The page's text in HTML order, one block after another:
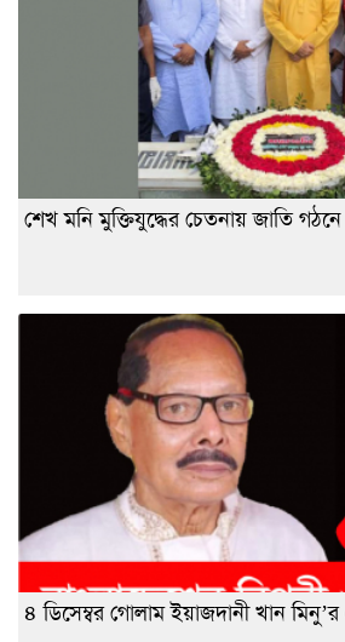
শেখ মনি মুক্তিযুদ্ধের চেতনায় জাতি
৪ ডিসেম্বর গোলাম ইয়াজদানী খান